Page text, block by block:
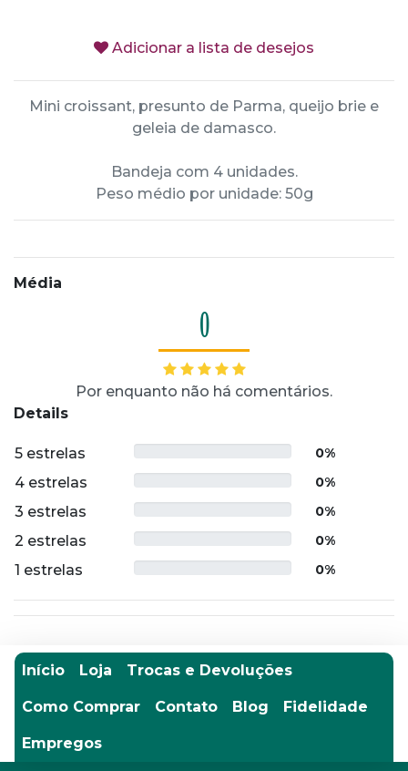
Adicionar a lista de desejos
Mini croissant, presunto de Parma, queijo brie e
geleia de damasco.
Bandeja com 4 unidades.
Peso médio por unidade: 50g
Média
0
Por enquanto não há comentários.
Details
5 estrelas 0%
4 estrelas 0%
3 estrelas 0%
2 estrelas 0%
1 estrelas 0%
Início Loja Trocas e Devoluções
Como Comprar Contato Blog Fidelidade
Empregos